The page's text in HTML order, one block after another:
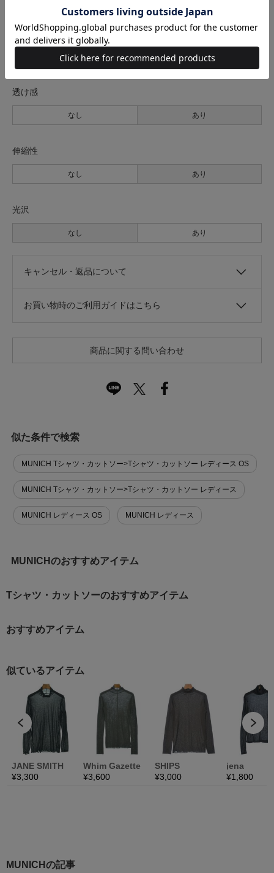
裏地
なし あり
透け感
なし あり
伸縮性
なし あり
光沢
なし あり
キャンセル・返品について
お買い物時のご利用ガイドはこちら
商品に関する問い合わせ
似た条件で検索
MUNICH Tシャツ・カットソー>Tシャツ・カットソー レディース OS
MUNICH Tシャツ・カットソー>Tシャツ・カットソー レディース
MUNICH レディース OS MUNICH レディース
MUNICHのおすすめアイテム
Tシャツ・カットソーのおすすめアイテム
おすすめアイテム
MUNICHの記事